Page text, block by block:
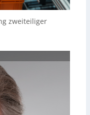
zweiteiliger